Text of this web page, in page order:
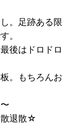
。足跡ある限
。
後はドロドロ
。もちろんお
散退散☆